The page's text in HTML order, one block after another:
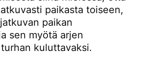
paikasta toiseen,
paikan
sen myötä arjen
kuluttavaksi.